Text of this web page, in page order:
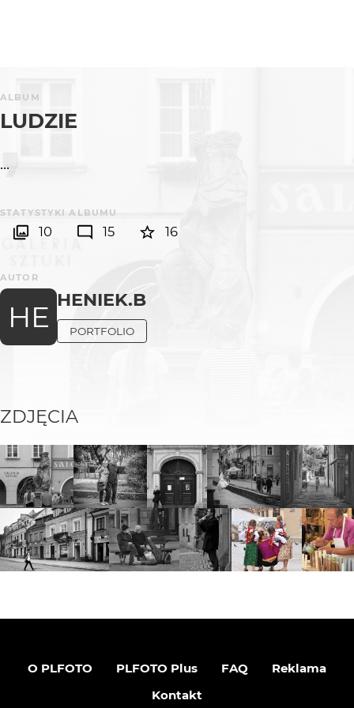
ALBUM
LUDZIE
...
STATYSTYKI ALBUMU
10 15 16
AUTOR
HE HENIEK.B
PORTFOLIO
ZDJĘCIA
O PLFOTO PLFOTO Plus FAQ
Reklama
Kontakt